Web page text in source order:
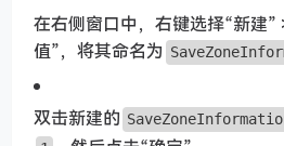
在右侧窗口中，右键选择“新建”
值”，将其命名为
双击新建的